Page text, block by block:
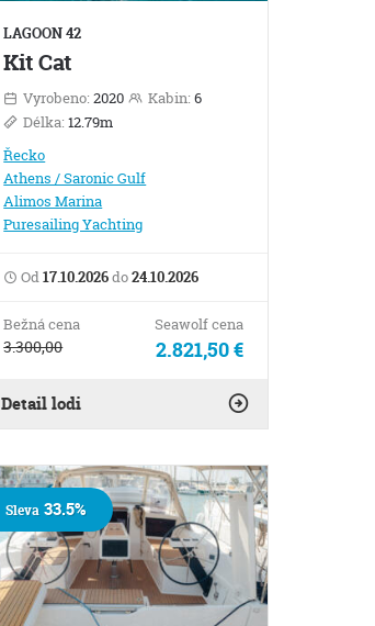
LAGOON 42
Kit Cat
Vyrobeno:2020 Kabin:6
Délka:12.79m
Řecko
Athens / Saronic Gulf
Alimos Marina
Puresailing Yachting
Od17.10.2026do24.10.2026
Bežná cena
3.300,00
Seawolf cena
2.821,50 €
Detail lodi
Sleva 33.5%